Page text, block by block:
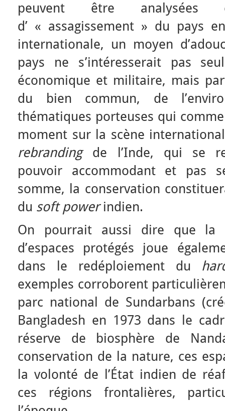
peuvent être analysées
d’ « assagissement » du pays
internationale, un moyen
pays ne s’intéresserait pas
économique et militaire, mais
du bien commun, de
thématiques porteuses qui
moment sur la scène
rebrandingde l’Inde, qui se
pouvoir accommodant et pas
somme, la conservation
du soft powerindien.
On pourrait aussi dire que la
d’espaces protégés joue
dans le redéploiement du
exemples corroborent
parc national de Sundarbans
Bangladesh en 1973 dans le
réserve de biosphère de
conservation de la nature, ces
la volonté de l’État indien de
ces régions frontalières,